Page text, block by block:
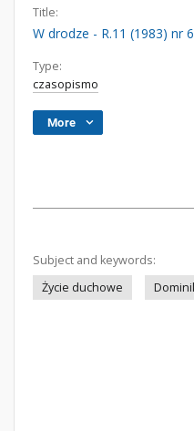
Title:
W drodze - R.11 (1983) nr 6
Type:
czasopismo
More
Subject and keywords:
Życie duchowe